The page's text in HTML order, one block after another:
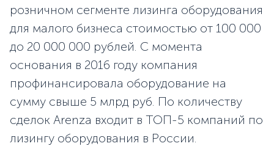
розничном сегменте лизинга оборудования
для малого бизнеса стоимостью от 100 000
до 20 000 000 рублей. C момента
основания в 2016 году компания
профинансировала оборудование на
сумму свыше 5 млрд руб. По количеству
сделок Arenza входит в ТОП-5 компаний по
лизингу оборудования в России.